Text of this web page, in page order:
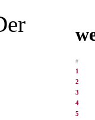
#
1
2
3
4
5